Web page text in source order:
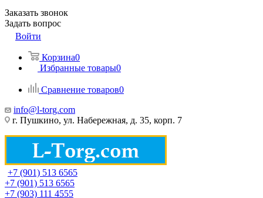
Заказать звонок
Задать вопрос
Войти
Корзина0
Избранные товары0
Сравнение товаров0
info@l-torg.com
г. Пушкино, ул. Набережная, д. 35, корп. 7
+7 (901) 513 6565
+7 (901) 513 6565
+7 (903) 111 4555